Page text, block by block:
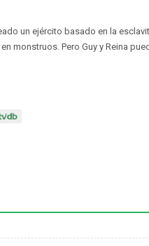
un ejército basado en la
monstruos. Pero Guy y Reina